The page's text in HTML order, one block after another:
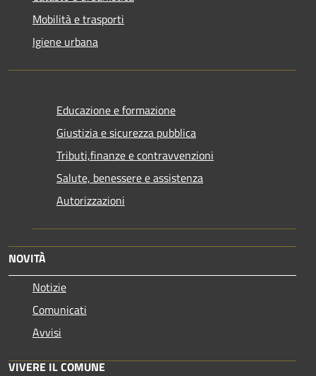
Mobilità e trasporti
Igiene urbana
Educazione e formazione
Giustizia e sicurezza pubblica
Tributi,finanze e contravvenzioni
Salute, benessere e assistenza
Autorizzazioni
NOVITÀ
Notizie
Comunicati
Avvisi
VIVERE IL COMUNE